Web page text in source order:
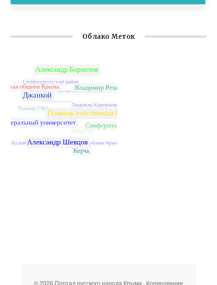
Облако Меток
© 2026 Портал русского народа Крыма · Копирование